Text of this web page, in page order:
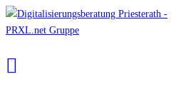
Zum
Inhalt